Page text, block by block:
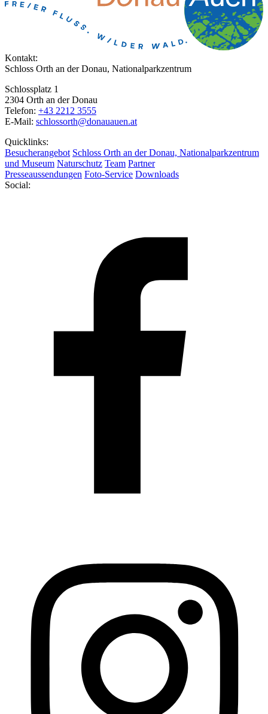
Kontakt:
Schloss Orth an der Donau, Nationalparkzentrum
Schlossplatz 1
2304 Orth an der Donau
Telefon: +43 2212 3555
E-Mail: schlossorth@donauauen.at
Quicklinks:
Besucherangebot Schloss Orth an der Donau, Nationalparkzentrum
und Museum Naturschutz Team Partner
Presseaussendungen Foto-Service Downloads
Social: